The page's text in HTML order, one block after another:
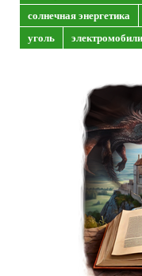
солнечная энергетика
уголь
электромобили